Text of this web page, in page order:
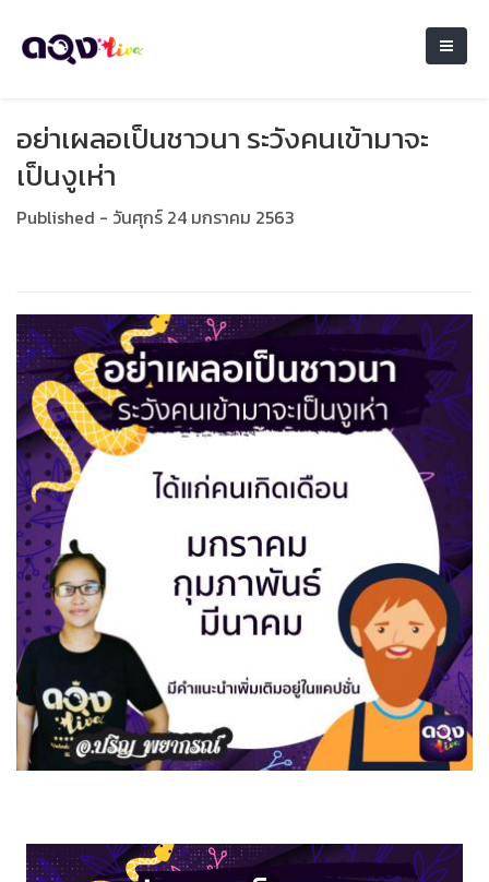
อย่าเผลอเป็นชาวนา ระวังคนเข้ามาจะ
เป็นงูเห่า
Published - วันศุกร์ 24 มกราคม 2563